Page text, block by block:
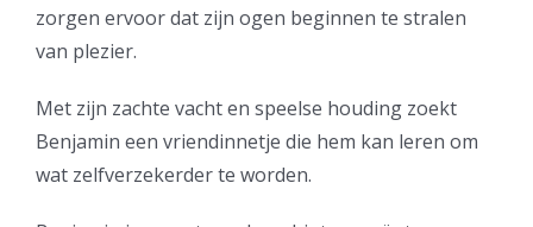
zorgen ervoor dat zijn ogen beginnen te stralen
van plezier.
Met zijn zachte vacht en speelse houding zoekt
Benjamin een vriendinnetje die hem kan leren om
wat zelfverzekerder te worden.